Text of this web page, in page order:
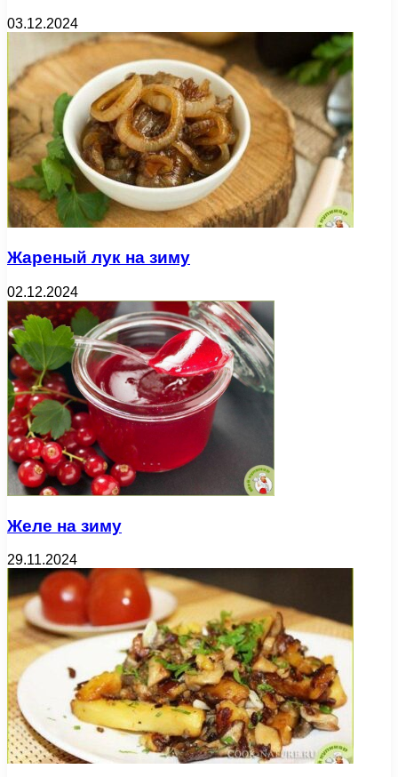
03.12.2024
Жареный лук на зиму
02.12.2024
Желе на зиму
29.11.2024